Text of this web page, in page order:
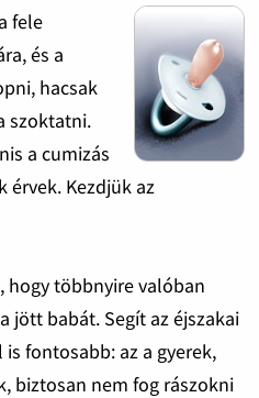
fele
és a
hacsak
szoktatni.
a cumizás
érvek. Kezdjük az
hogy többnyire valóban
jött babát. Segít az éjszakai
fontosabb: az a gyerek,
biztosan nem fog rászokni